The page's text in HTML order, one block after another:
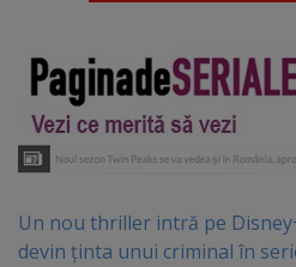
Un nou thriller intră pe
devin ținta unui criminal în